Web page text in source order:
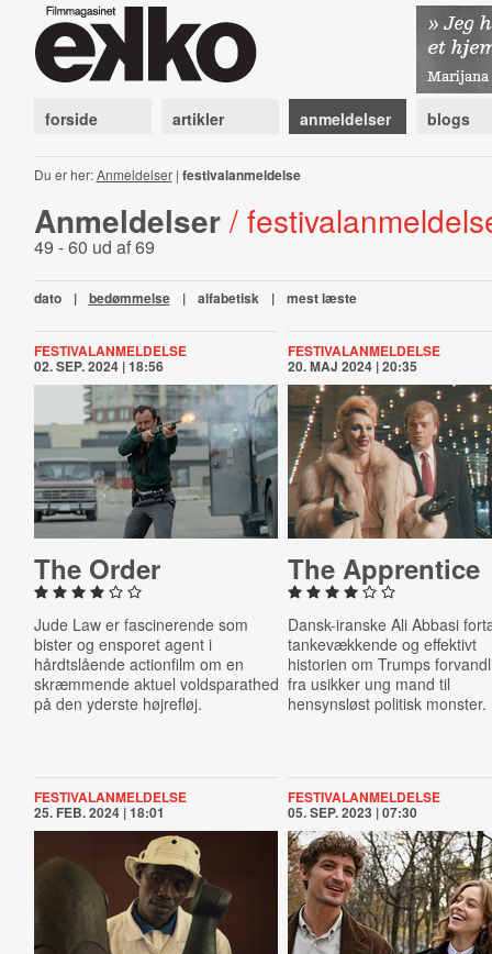
forside artikler anmeldelser blogs
Du er her:Anmeldelser| festivalanmeldelse
Anmeldelser /
49 - 60 ud af 69
dato | bedømmelse | alfabetisk | mest læste
FESTIVALANMELDELSE
02. SEP. 2024 | 18:56
The Order
Jude Law er fascinerende som
bister og ensporet agent i
hårdtslående actionfilm om en
skræmmende aktuel voldsparathed
på den yderste højrefløj.
FESTIVALANMELDELSE
20. MAJ 2024 | 20:35
The Ap­pren­tice
Dansk-iranske Ali Abbasi
tankevækkende og effektivt
historien om Trumps
fra usikker ung mand til
hensynsløst politisk monster.
FESTIVALANMELDELSE
25. FEB. 2024 | 18:01
FESTIVALANMELDELSE
05. SEP. 2023 | 07:30